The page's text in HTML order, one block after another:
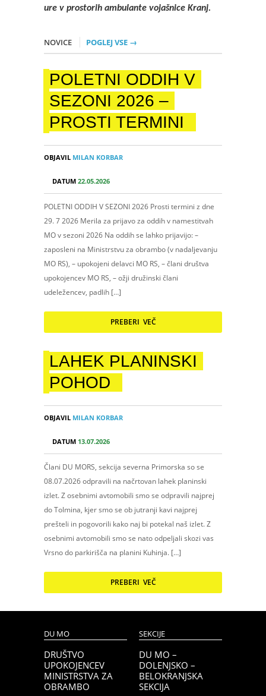
ure v prostorih ambulante vojašnice Kranj.
NOVICE POGLEJ VSE →
POLETNI ODDIH V
SEZONI 2026 –
PROSTI TERMINI
OBJAVIL MILAN KORBAR
DATUM 22.05.2026
POLETNI ODDIH V SEZONI 2026 Prosti termini z dne
29. 7 2026 Merila za prijavo za oddih v namestitvah
MO v sezoni 2026 Na oddih se lahko prijavijo: –
zaposleni na Ministrstvu za obrambo (v nadaljevanju
MO RS), – upokojeni delavci MO RS, – člani društva
upokojencev MO RS, – ožji družinski člani
udeležencev, padlih […]
PREBERI VEČ
LAHEK PLANINSKI
POHOD
OBJAVIL MILAN KORBAR
DATUM 13.07.2026
Člani DU MORS, sekcija severna Primorska so se
08.07.2026 odpravili na načrtovan lahek planinski
izlet. Z osebnimi avtomobili smo se odpravili najprej
do Tolmina, kjer smo se ob jutranji kavi najprej
prešteli in pogovorili kako naj bi potekal naš izlet. Z
osebnimi avtomobili smo se nato odpeljali skozi vas
Vrsno do parkirišča na planini Kuhinja. […]
PREBERI VEČ
DU MO
DRUŠTVO
UPOKOJENCEV
MINISTRSTVA ZA
OBRAMBO
SEKCIJE
DU MO –
DOLENJSKO –
BELOKRANJSKA
SEKCIJA